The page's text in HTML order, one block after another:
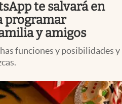
te salvará en
programar
y amigos
funciones y posibilidades y